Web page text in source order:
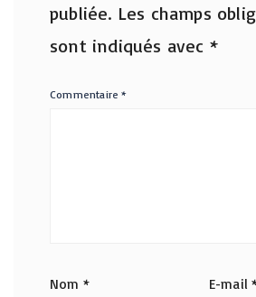
publiée. Les champs
sont indiqués avec *
Commentaire*
Nom * E-mail